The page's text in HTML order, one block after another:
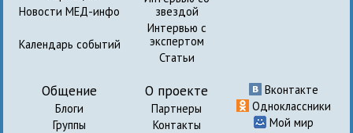
Новости МЕД-инфо
Календарь событий
звездой
Интервью с
экспертом
Статьи
Общение
Блоги
Группы
О проекте
Партнеры
Контакты
Вконтакте
Одноклассники
Мой мир